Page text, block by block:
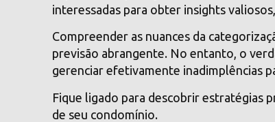
interessadas para obter insights
Compreender as nuances da
previsão abrangente. No entanto, o
gerenciar efetivamente inadimplências
Fique ligado para descobrir estratégias
de seu condomínio.